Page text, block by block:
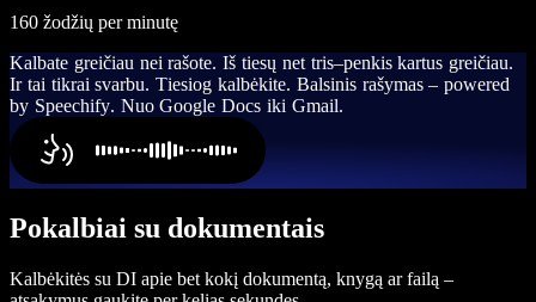
160 žodžių per minutę
Kalbate greičiau nei rašote. Iš tiesų net tris–penkis kartus greičiau.
Ir tai tikrai svarbu. Tiesiog kalbėkite. Balsinis rašymas – powered
by Speechify. Nuo Google Docs iki Gmail.
Pokalbiai su dokumentais
Kalbėkitės su DI apie bet kokį dokumentą, knygą ar failą –